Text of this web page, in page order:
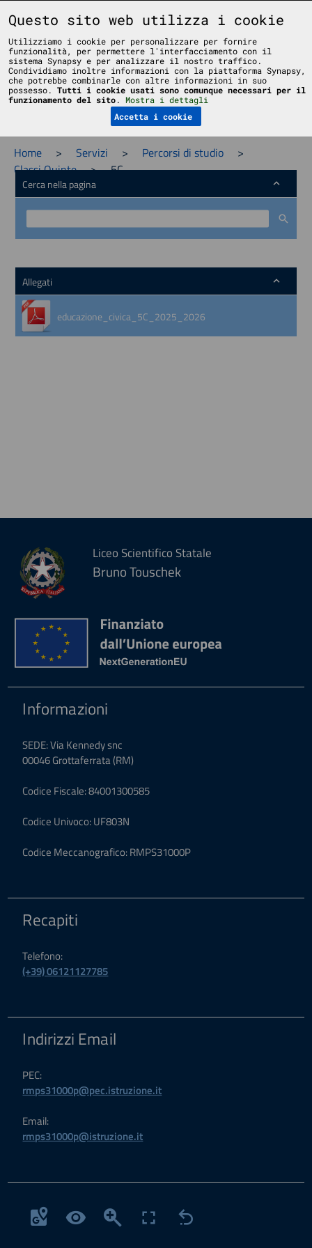
Liceo Scientifico Statale Bruno Touschek - Grottaferrata - Roma
Menu
Home > Servizi > Percorsi di studio
>
Classi Quinte
> 5C
Cerca nella pagina
Allegati
educazione_civica_5C_2025_2026
Liceo Scientifico Statale
Bruno Touschek
Informazioni
SEDE: Via Kennedy snc
00046 Grottaferrata (RM)
Codice Fiscale: 84001300585
Codice Univoco: UF803N
Codice Meccanografico: RMPS31000P
Recapiti
Telefono:
(+39) 06121127785
Indirizzi Email
PEC:
rmps31000p@pec.istruzione.it
Email:
rmps31000p@istruzione.it
Questo sito web utilizza i cookie
Utilizziamo i cookie per personalizzare per fornire
funzionalità, per permettere l'interfacciamento con il
sistema Synapsy e per analizzare il nostro traffico.
Condividiamo inoltre informazioni con la piattaforma Synapsy,
che potrebbe combinarle con altre informazioni in suo
possesso. Tutti i cookie usati sono comunque necessari per il
funzionamento del sito. Mostra i dettagli
Accetta i cookie